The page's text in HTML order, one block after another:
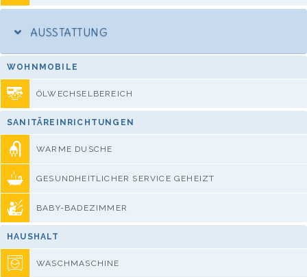
AUSSTATTUNG
WOHNMOBILE
ÖLWECHSELBEREICH
SANITÄREINRICHTUNGEN
WARME DUSCHE
GESUNDHEITLICHER SERVICE GEHEIZT
BABY-BADEZIMMER
HAUSHALT
WASCHMASCHINE